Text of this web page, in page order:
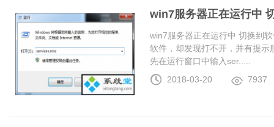
win7服务器正在运行中
win7服务器正在运行中 切换到
软件，却发现打不开，并有提
先在运行窗口中输入ser.....
2018-03-20
7937